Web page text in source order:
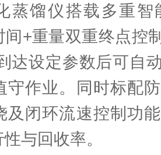
蒸馏仪搭载多重
间+重量双重终点控
达设定参数后可自
守作业。同时标配
及闭环流速控制功
与回收率。